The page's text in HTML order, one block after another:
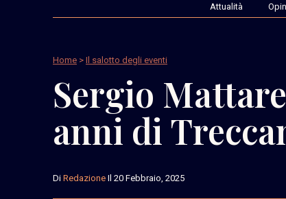
Attualità
Home > Il salotto degli eventi
Sergio
anni di
Di Redazione Il 20 Febbraio, 2025